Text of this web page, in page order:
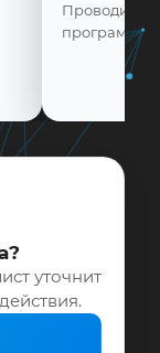
Проводит
уточнит